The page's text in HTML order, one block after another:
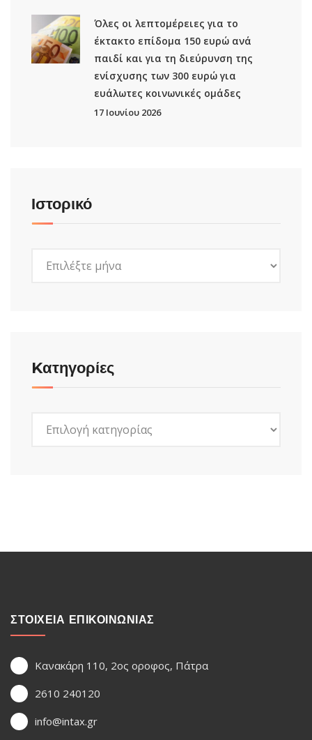
Όλες οι λεπτομέρειες για το
έκτακτο επίδομα 150 ευρώ ανά
παιδί και για τη διεύρυνση της
ενίσχυσης των 300 ευρώ για
ευάλωτες κοινωνικές ομάδες
17 Ιουνίου 2026
Ιστορικό
Kατηγορίες
ΣΤΟΙΧΕΙΑ ΕΠΙΚΟΙΝΩΝΙΑΣ
Κανακάρη 110, 2ος οροφος, Πάτρα
2610 240120
info@intax.gr